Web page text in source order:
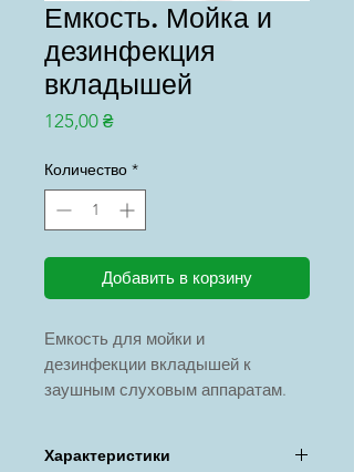
Емкость. Мойка и
дезинфекция
вкладышей
125,00 ₴Цена
Количество *
Добавить в корзину
Емкость для мойки и
дезинфекции вкладышей к
заушным слуховым аппаратам.
Характеристики